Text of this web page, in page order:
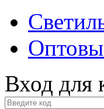
Вход для